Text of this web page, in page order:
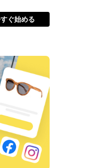
ぐ始める